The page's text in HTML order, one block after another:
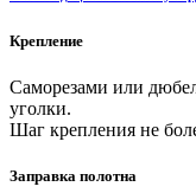
Крепление
Саморезами или
уголки.
Шаг крепления не
Заправка полотна